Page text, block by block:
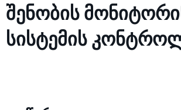
services
products
Projects
Blog
Education
ᲨᲔᲜᲝᲑᲘᲡ
ᲡᲘᲡᲢᲔᲛᲘᲡ